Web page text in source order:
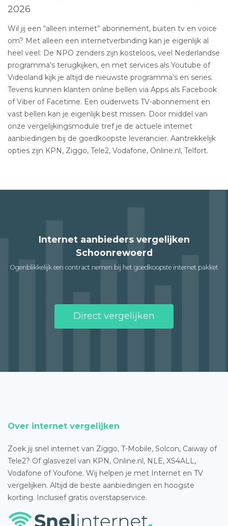
2026
Wil jij een “alleen internet” abonnement, buiten tv en voice
om? Met alleen een internetverbinding kan je eigenlijk al
heel veel: De NPO zenders zijn kosteloos, veel Nederlandse
programma’s terugkijken, en met services als Youtube of
Videoland kijk je altijd de nieuwste programma’s en series.
Tevens kunnen klanten online bellen via Apps als Facebook
of Viber of Facetime. Een ouderwets TV-abonnement en
vast bellen kan je eigenlijk best missen. Door middel van
onze vergelijkingsmodule tref je de actuele internet
aanbiedingen bij de goedkoopste leverancier. Aantrekkelijk
opties zijn KPN, Ziggo, Tele2, Vodafone, Online.nl, Telfort.
Internet aanbieders vergelijken
Schoonrewoerd
Ogenblikkelijk een contract nemen bij het goedkoopste internet pakket
Direct vergelijken
Over internet vergelijken
Zoek jij snel internet van Ziggo, T-Mobile, Solcon, Caiway of
Tele2? Of glasvezel van KPN, Online.nl, NLE, XS4ALL,
Vodafone of Youfone. Wij helpen je met Internet en TV
vergelijken. Altijd de beste aanbiedingen en hoogste
korting. Inclusief gratis overstapservice.